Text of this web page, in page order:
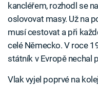
kancléřem, rozhodl se
oslovovat masy. Už na
musí cestovat a při
celé Německo. V roce
státník v Evropě nechal
Vlak vyjel poprvé na